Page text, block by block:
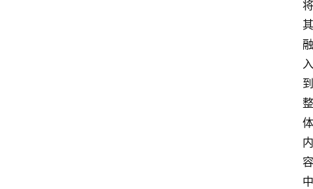
将
其
融
入
到
整
体
内
容
中